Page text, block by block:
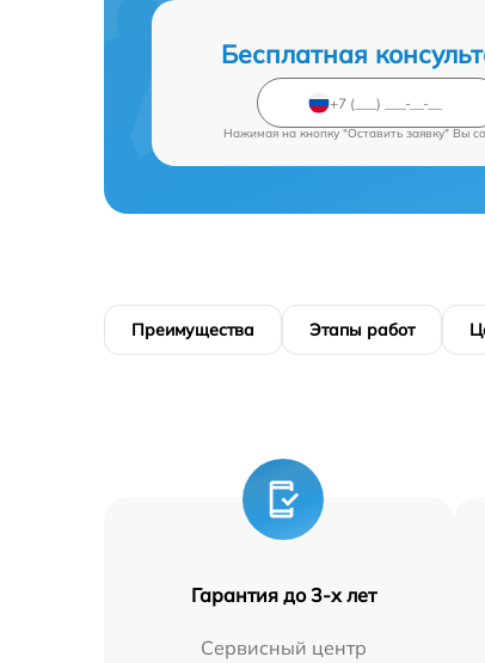
Бесплатная
Нажимая на кнопку "Оставить заявку" Вы
Преимущества Этапы работ
Гарантия до 3-х лет
Сервисный центр